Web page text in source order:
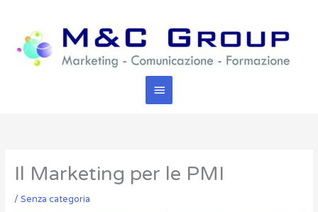
contenuto
principale
Il Marketing per le PMI
/ Senza categoria